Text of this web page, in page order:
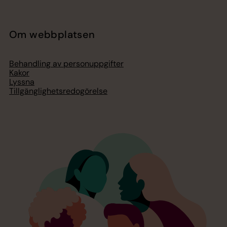
Om webbplatsen
Behandling av personuppgifter
Kakor
Lyssna
Tillgänglighetsredogörelse